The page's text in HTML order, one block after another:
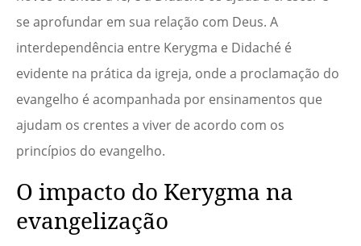
se aprofundar em sua relação com Deus. A
interdependência entre Kerygma e Didaché é
evidente na prática da igreja, onde a proclamação do
evangelho é acompanhada por ensinamentos que
ajudam os crentes a viver de acordo com os
princípios do evangelho.
O impacto do Kerygma na
evangelização